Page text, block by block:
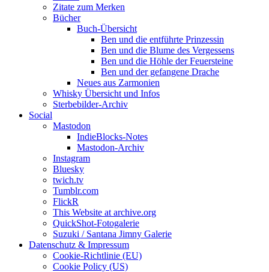
Zitate zum Merken
Bücher
Buch-Übersicht
Ben und die entführte Prinzessin
Ben und die Blume des Vergessens
Ben und die Höhle der Feuersteine
Ben und der gefangene Drache
Neues aus Zarmonien
Whisky Übersicht und Infos
Sterbebilder-Archiv
Social
Mastodon
IndieBlocks-Notes
Mastodon-Archiv
Instagram
Bluesky
twich.tv
Tumblr.com
FlickR
This Website at archive.org
QuickShot-Fotogalerie
Suzuki / Santana Jimny Galerie
Datenschutz & Impressum
Cookie-Richtlinie (EU)
Cookie Policy (US)